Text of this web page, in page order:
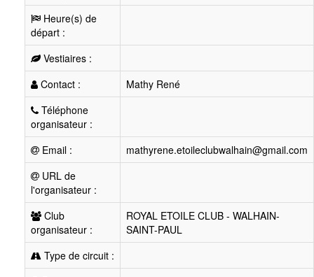
Heure(s) de
départ :
Vestiaires :
Contact :
Mathy René
Téléphone
organisateur :
Email :
mathyrene.etoileclubwalhain@gmail.com
URL de
l'organisateur :
Club
organisateur :
ROYAL ETOILE CLUB - WALHAIN-
SAINT-PAUL
Type de circuit :